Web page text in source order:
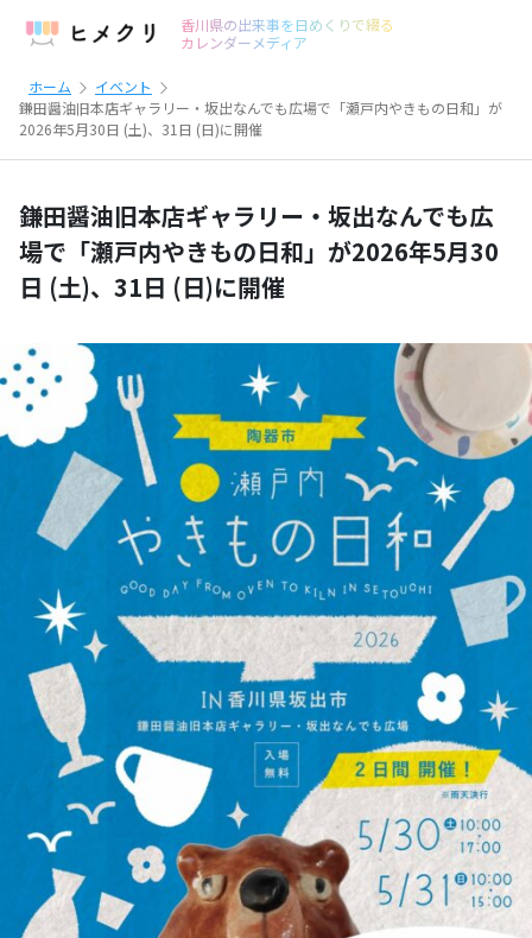
香川県の出来事を日めくりで綴る
カレンダーメディア
ホーム
イベント
鎌田醤油旧本店ギャラリー・坂出なんでも広場で「瀬戸内やきもの日和」が
2026年5月30日 (土)、31日 (日)に開催
鎌田醤油旧本店ギャラリー・坂出なんでも広
場で「瀬戸内やきもの日和」が2026年5月30
日 (土)、31日 (日)に開催